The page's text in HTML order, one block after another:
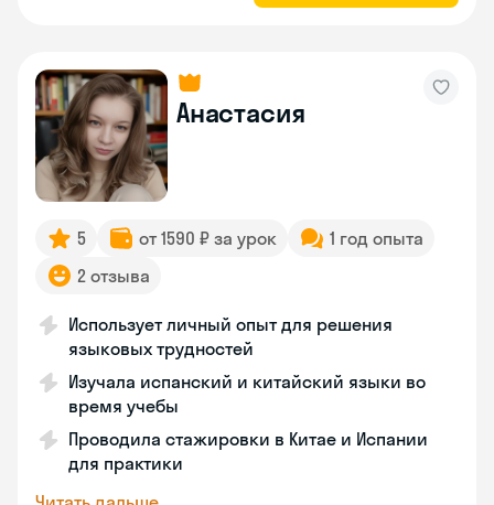
Анастасия
5 от 1590 ₽ за урок
1 год опыта
2 отзыва
Использует личный опыт для решения
языковых трудностей
Изучала испанский и китайский языки во
время учебы
Проводила стажировки в Китае и Испании
для практики